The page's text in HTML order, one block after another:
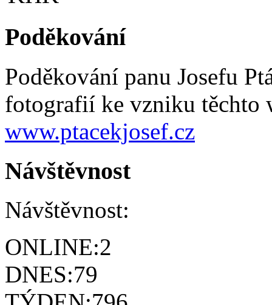
Poděkování
Poděkování panu Josefu
fotografií ke vzniku těchto
www.ptacekjosef.cz
Návštěvnost
Návštěvnost:
ONLINE:2
DNES:79